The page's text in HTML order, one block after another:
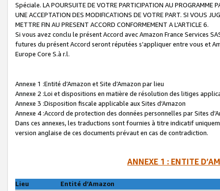
Spéciale. LA POURSUITE DE VOTRE PARTICIPATION AU PROGRAMME
UNE ACCEPTATION DES MODIFICATIONS DE VOTRE PART. SI VOUS
METTRE FIN AU PRESENT ACCORD CONFORMEMENT A L’ARTICLE 6.
Si vous avez conclu le présent Accord avec Amazon France Services
futures du présent Accord seront réputées s’appliquer entre vous et
Europe Core S.à r.l.
Annexe 1 :Entité d’Amazon et Site d’Amazon par lieu
Annexe 2 :Loi et dispositions en matière de résolution des litiges
Annexe 3 :Disposition fiscale applicable aux Sites d’Amazon
Annexe 4 :Accord de protection des données personnelles par Sites
Dans ces annexes, les traductions sont fournies à titre indicatif
version anglaise de ces documents prévaut en cas de contradiction.
ANNEXE 1 : ENTITE
Lieu
Entité d’Amazon